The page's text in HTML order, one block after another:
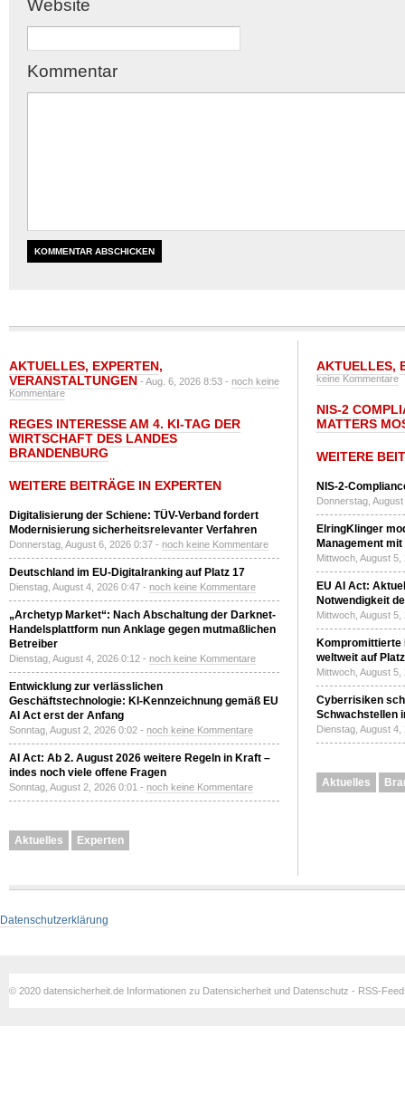
Website
Kommentar
AKTUELLES, EXPERTEN,
VERANSTALTUNGEN - Aug. 6, 2026 8:53 - noch keine
Kommentare
REGES INTERESSE AM 4. KI-TAG DER
WIRTSCHAFT DES LANDES
BRANDENBURG
WEITERE BEITRÄGE IN EXPERTEN
Digitalisierung der Schiene: TÜV-Verband fordert
Modernisierung sicherheitsrelevanter Verfahren
Donnerstag, August 6, 2026 0:37 - noch keine Kommentare
Deutschland im EU-Digitalranking auf Platz 17
Dienstag, August 4, 2026 0:47 - noch keine Kommentare
„Archetyp Market“: Nach Abschaltung der Darknet-
Handelsplattform nun Anklage gegen mutmaßlichen
Betreiber
Dienstag, August 4, 2026 0:12 - noch keine Kommentare
Entwicklung zur verlässlichen
Geschäftstechnologie: KI-Kennzeichnung gemäß EU
AI Act erst der Anfang
Sonntag, August 2, 2026 0:02 - noch keine Kommentare
AI Act: Ab 2. August 2026 weitere Regeln in Kraft –
indes noch viele offene Fragen
Sonntag, August 2, 2026 0:01 - noch keine Kommentare
Aktuelles Experten
AKTUELLES,
keine Kommentare
NIS-2
MATTERS
WEITERE
NIS-2-
Donnerstag,
ElringKlinger
Management
Mittwoch, August
EU AI Act:
Notwendigkeit
Mittwoch, August
Kompromittierte
weltweit auf
Mittwoch, August
Cyberrisiken
Schwachstellen
Dienstag, August
Aktuelles
Datenschutzerklärung
© 2020 datensicherheit.de Informationen zu Datensicherheit und Datenschutz - RSS-